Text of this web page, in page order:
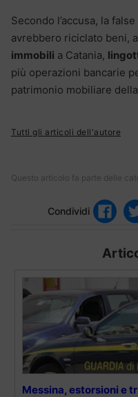
Secondo l’accusa, la
avrebbero riciclato beni,
immobili a Catania,
più operazioni bancarie
patrimonio mobiliare
Tutti gli articoli dell'autore
Questo articolo fa parte delle
Condividi
Messina, estorsioni e